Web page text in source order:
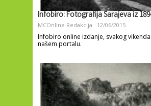
Infobiro: Fotografija Sarajeva iz
MCOnline Redakcija 12/06/2015
Infobiro online izdanje, svakog
našem portalu.